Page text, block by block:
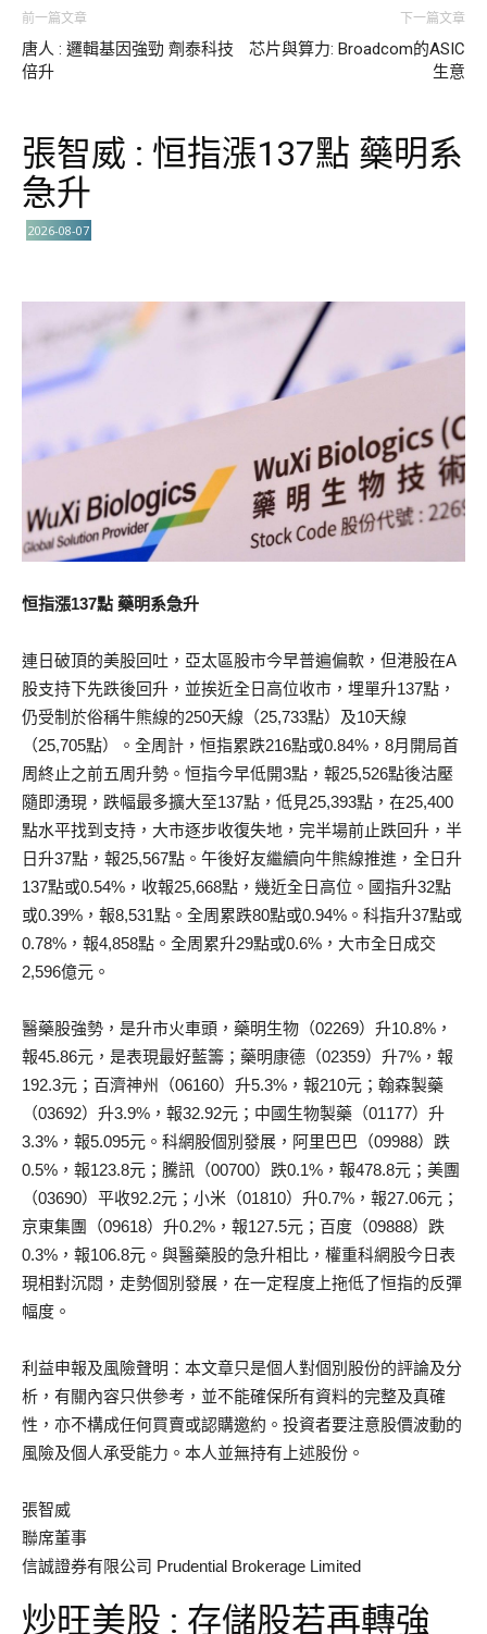
前一篇文章
唐人 : 邏輯基因強勁 劑泰科技
倍升
下一篇文章
芯片與算力: Broadcom的ASIC
生意
張智威 : 恒指漲137點 藥明系
急升
2026-08-07
恒指漲137點 藥明系急升
連日破頂的美股回吐，亞太區股市今早普遍偏軟，但港股在A
股支持下先跌後回升，並挨近全日高位收市，埋單升137點，
仍受制於俗稱牛熊線的250天線（25,733點）及10天線
（25,705點）。全周計，恒指累跌216點或0.84%，8月開局首
周終止之前五周升勢。恒指今早低開3點，報25,526點後沽壓
隨即湧現，跌幅最多擴大至137點，低見25,393點，在25,400
點水平找到支持，大市逐步收復失地，完半場前止跌回升，半
日升37點，報25,567點。午後好友繼續向牛熊線推進，全日升
137點或0.54%，收報25,668點，幾近全日高位。國指升32點
或0.39%，報8,531點。全周累跌80點或0.94%。科指升37點或
0.78%，報4,858點。全周累升29點或0.6%，大市全日成交
2,596億元。
醫藥股強勢，是升市火車頭，藥明生物（02269）升10.8%，
報45.86元，是表現最好藍籌；藥明康德（02359）升7%，報
192.3元；百濟神州（06160）升5.3%，報210元；翰森製藥
（03692）升3.9%，報32.92元；中國生物製藥（01177）升
3.3%，報5.095元。科網股個別發展，阿里巴巴（09988）跌
0.5%，報123.8元；騰訊（00700）跌0.1%，報478.8元；美團
（03690）平收92.2元；小米（01810）升0.7%，報27.06元；
京東集團（09618）升0.2%，報127.5元；百度（09888）跌
0.3%，報106.8元。與醫藥股的急升相比，權重科網股今日表
現相對沉悶，走勢個別發展，在一定程度上拖低了恒指的反彈
幅度。
利益申報及風險聲明：本文章只是個人對個別股份的評論及分
析，有關內容只供參考，並不能確保所有資料的完整及真確
性，亦不構成任何買賣或認購邀約。投資者要注意股價波動的
風險及個人承受能力。本人並無持有上述股份。
張智威
聯席董事
信誠證券有限公司 Prudential Brokerage Limited
炒旺美股 : 存儲股若再轉強